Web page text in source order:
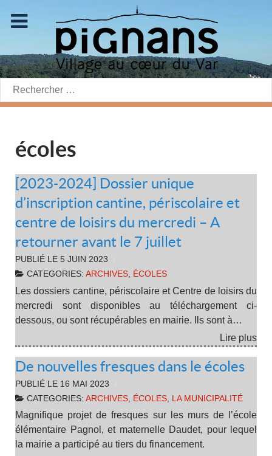
Rechercher:
écoles
[2023-2024] Dossier unique
d’inscription cantine, périscolaire et
centre de loisirs du mercredi – A
retourner avant le 7 juillet
PUBLIÉ LE 5 JUIN 2023
CATEGORIES: ARCHIVES, ÉCOLES
Les dossiers cantine, périscolaire et Centre de loisirs du
mercredi sont disponibles au téléchargement ci-
dessous, ou sont récupérables en mairie. Ils sont à…
Lire plus
De nouvelles fresques dans le écoles
PUBLIÉ LE 16 MAI 2023
CATEGORIES: ARCHIVES ÉCOLES LA MUNICIPALITÉ
Magnifique projet de fresques sur les murs de l’école
élémentaire Pagnol, et maternelle Daudet, pour lequel
la mairie a participé au tiers du financement.